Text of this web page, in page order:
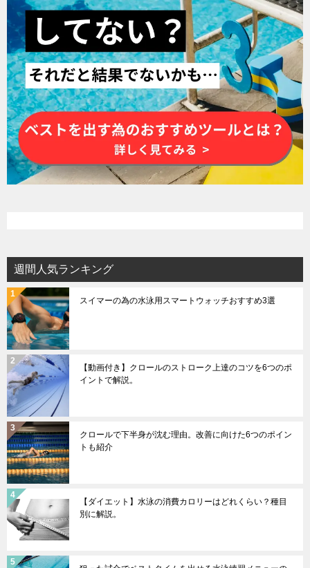
週間人気ランキング
スイマーの為の水泳用スマートウォッチおすすめ3選
【動画付き】クロールのストローク上達のコツを6つのポ
イントで解説。
クロールで下半身が沈む理由。改善に向けた6つのポイン
トも紹介
【ダイエット】水泳の消費カロリーはどれくらい？種目
別に解説。